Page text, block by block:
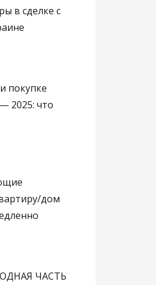
в сделке с
покупке
2025: что
дом
ЧАСТЬ